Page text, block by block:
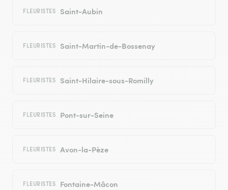
FLEURISTES Saint-Aubin
FLEURISTES Saint-Martin-de-Bossenay
FLEURISTES Saint-Hilaire-sous-Romilly
FLEURISTES Pont-sur-Seine
FLEURISTES Avon-la-Pèze
FLEURISTES Fontaine-Mâcon